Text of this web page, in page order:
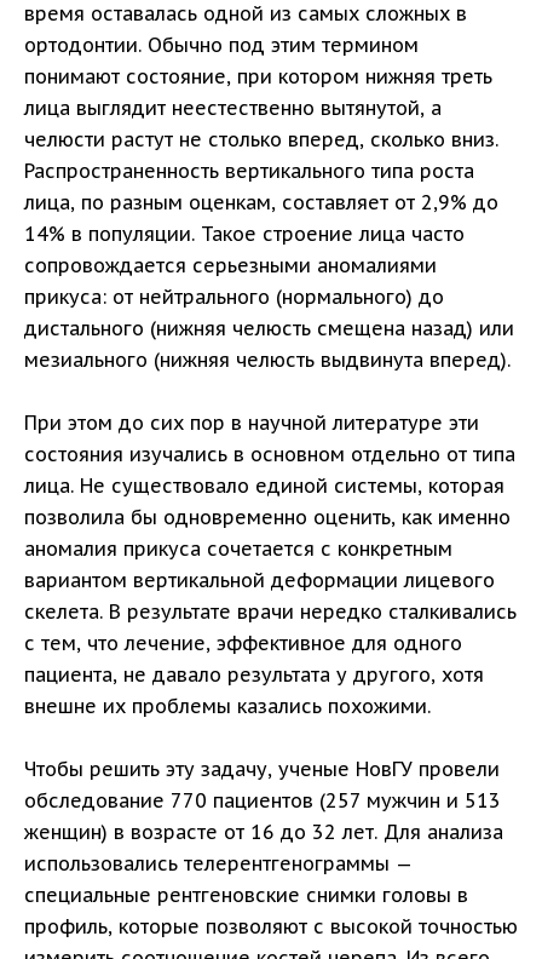
время оставалась одной из самых сложных в
ортодонтии. Обычно под этим термином
понимают состояние, при котором нижняя треть
лица выглядит неестественно вытянутой, а
челюсти растут не столько вперед, сколько вниз.
Распространенность вертикального типа роста
лица, по разным оценкам, составляет от 2,9% до
14% в популяции. Такое строение лица часто
сопровождается серьезными аномалиями
прикуса: от нейтрального (нормального) до
дистального (нижняя челюсть смещена назад) или
мезиального (нижняя челюсть выдвинута вперед).
При этом до сих пор в научной литературе эти
состояния изучались в основном отдельно от типа
лица. Не существовало единой системы, которая
позволила бы одновременно оценить, как именно
аномалия прикуса сочетается с конкретным
вариантом вертикальной деформации лицевого
скелета. В результате врачи нередко сталкивались
с тем, что лечение, эффективное для одного
пациента, не давало результата у другого, хотя
внешне их проблемы казались похожими.
Чтобы решить эту задачу, ученые НовГУ провели
обследование 770 пациентов (257 мужчин и 513
женщин) в возрасте от 16 до 32 лет. Для анализа
использовались телерентгенограммы —
специальные рентгеновские снимки головы в
профиль, которые позволяют с высокой точностью